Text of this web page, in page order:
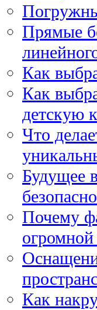
Прямые
Как
Как
детскую
Что
Будущее
Почему
Как